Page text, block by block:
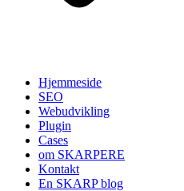
Hjemmeside
SEO
Webudvikling
Plugin
Cases
om SKARPERE
Kontakt
En SKARP blog